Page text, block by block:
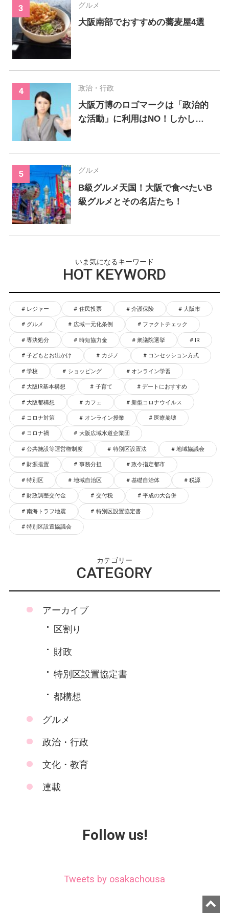
グルメ
大阪南部でおすすめの蕎麦屋4選
政治・行政
大阪万博のロゴマークは「政治的
な活動」に利用はNO！しかし…
グルメ
B級グルメ天国！大阪で食べたいB
級グルメとその名店たち！
いま気になるキーワード
HOT KEYWORD
レジャー 住民投票 介護保険 大阪市
グルメ 広域一元化条例 ファクトチェック
専決処分 時短協力金 衆議院選挙 IR
子どもとお出かけ カジノ コンセッション方式
学校 ショッピング オンライン学習
大阪IR基本構想 子育て デートにおすすめ
大阪都構想 カフェ 新型コロナウイルス
コロナ対策 オンライン授業 医療崩壊
コロナ禍 大阪広域水道企業団
公共施設等運営権制度 特別区設置法 地域協議会
財源措置 事務分担 政令指定都市
特別区 地域自治区 基礎自治体 税源
財政調整交付金 交付税 平成の大合併
南海トラフ地震 特別区設置協定書
特別区設置協議会
カテゴリー
CATEGORY
アーカイブ
区割り
財政
特別区設置協定書
都構想
グルメ
政治・行政
文化・教育
連載
Follow us!
Tweets by osakachousa